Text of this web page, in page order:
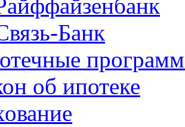
Банк
об ипотеке